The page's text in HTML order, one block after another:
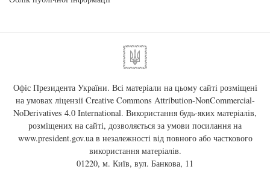
Офіс Президента України. Всі матеріали на цьому сайті розміщені
на умовах ліцензії Creative Commons Attribution-NonCommercial-
NoDerivatives 4.0 International. Використання будь-яких матеріалів,
розміщених на сайті, дозволяється за умови посилання на
www.president.gov.uaв незалежності від повного або часткового
використання матеріалів.
01220, м. Київ, вул. Банкова, 11